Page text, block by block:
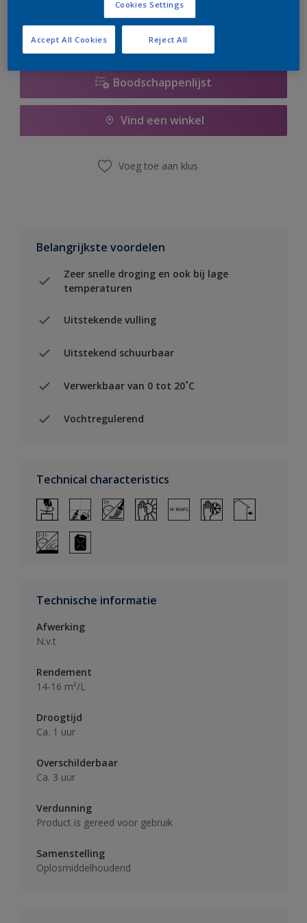
Boodschappenlijst
Vind een winkel
Voeg toe aan klus
Belangrijkste voordelen
Zeer snelle droging en ook bij lage
temperaturen
Uitstekende vulling
Uitstekend schuurbaar
Verwerkbaar van 0 tot 20˚C
Vochtregulerend
Technical characteristics
Technische informatie
Afwerking
N.v.t
Rendement
14-16 m²/L
Droogtijd
Ca. 1 uur
Overschilderbaar
Ca. 3 uur
Verdunning
Product is gereed voor gebruik
Samenstelling
Oplosmiddelhoudend
Cookies Settings
Reject All
Accept All Cookies